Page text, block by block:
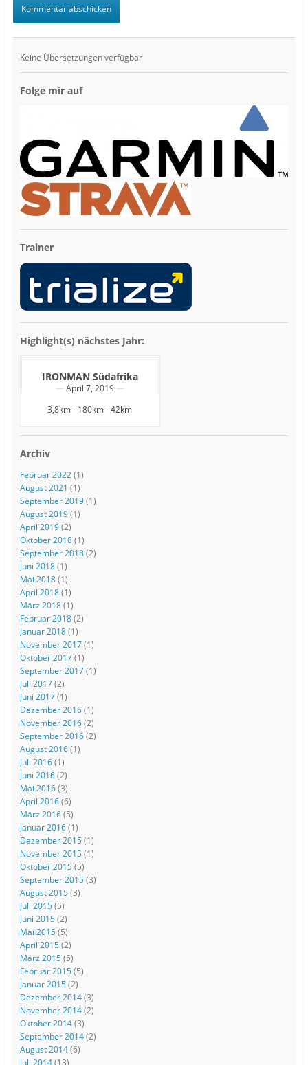
Keine Übersetzungen verfügbar
Folge mir auf
Trainer
Highlight(s) nächstes Jahr:
IRONMAN Südafrika
April 7, 2019
3,8km - 180km - 42km
Archiv
Februar 2022(1)
August 2021 (1)
September 2019(1)
August 2019(1)
April 2019(2)
Oktober 2018(1)
September 2018(2)
Juni 2018(1)
Mai 2018(1)
April 2018(1)
März 2018(1)
Februar 2018(2)
Januar 2018(1)
November 2017(1)
Oktober 2017(1)
September 2017(1)
Juli 2017(2)
Juni 2017(1)
Dezember 2016(1)
November 2016(2)
September 2016(2)
August 2016(1)
Juli 2016(1)
Juni 2016(2)
Mai 2016(3)
April 2016(6)
März 2016(5)
Januar 2016(1)
Dezember 2015(1)
November 2015(1)
Oktober 2015(5)
September 2015(3)
August 2015(3)
Juli 2015(5)
Juni 2015(2)
Mai 2015(5)
April 2015(2)
März 2015(5)
Februar 2015(5)
Januar 2015(2)
Dezember 2014(3)
November 2014(2)
Oktober 2014(3)
September 2014(2)
August 2014(6)